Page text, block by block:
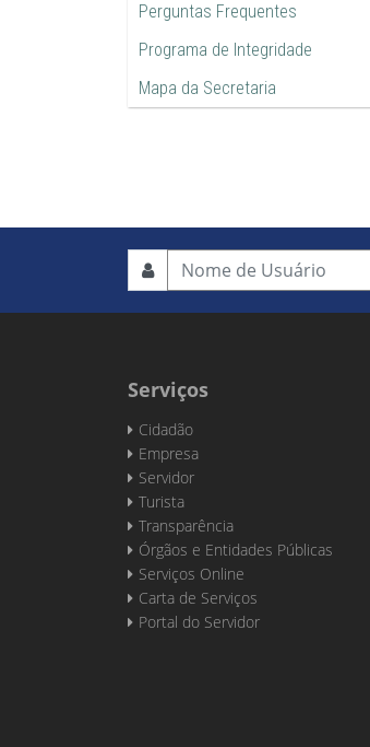
Perguntas Frequentes
Programa de Integridade
Mapa da Secretaria
Serviços
Cidadão
Empresa
Servidor
Turista
Transparência
Órgãos e Entidades Públicas
Serviços Online
Carta de Serviços
Portal do Servidor